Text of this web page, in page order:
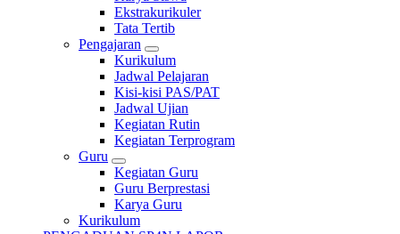
Ekstrakurikuler
Tata Tertib
Pengajaran
Kurikulum
Jadwal Pelajaran
Kisi-kisi PAS/PAT
Jadwal Ujian
Kegiatan Rutin
Kegiatan Terprogram
Guru
Kegiatan Guru
Guru Berprestasi
Karya Guru
Kurikulum